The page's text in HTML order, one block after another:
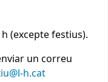
(excepte festius).
un correu
h.cat